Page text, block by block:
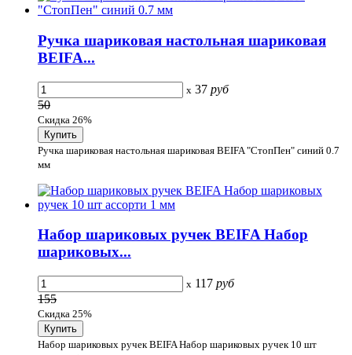
Ручка шариковая настольная шариковая
BEIFA...
x 37 руб
50
Скидка 26%
Ручка шариковая настольная шариковая BEIFA "СтопПен" синий 0.7
мм
Набор шариковых ручек BEIFA Набор
шариковых...
x 117 руб
155
Скидка 25%
Набор шариковых ручек BEIFA Набор шариковых ручек 10 шт